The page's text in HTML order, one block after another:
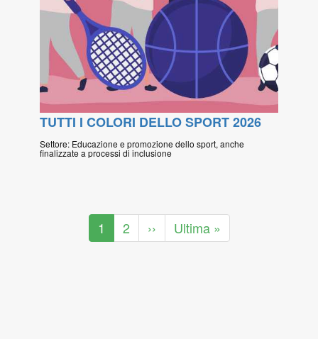
TUTTI I COLORI DELLO SPORT 2026
Settore: Educazione e promozione dello sport, anche
finalizzate a processi di inclusione
Paginazione
Pagina
attuale
1 Pagina
2
Pagina
successiva
››
Ultima
pagina
Ultima »